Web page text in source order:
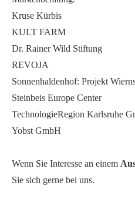
Kruse Kürbis
KULT FARM
Dr. Rainer Wild Stiftung
REVOJA
Sonnenhaldenhof: Projekt
Steinbeis Europe Center
TechnologieRegion Karlsruhe
Yobst GmbH
Wenn Sie Interesse an einem
Sie sich gerne bei uns.